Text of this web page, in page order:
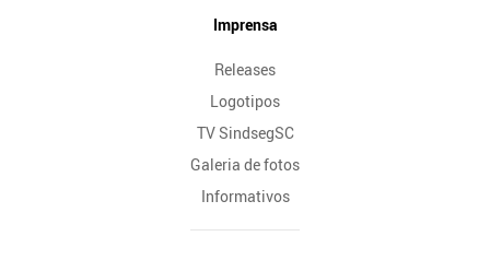
Imprensa
Releases
Logotipos
TV SindsegSC
Galeria de fotos
Informativos